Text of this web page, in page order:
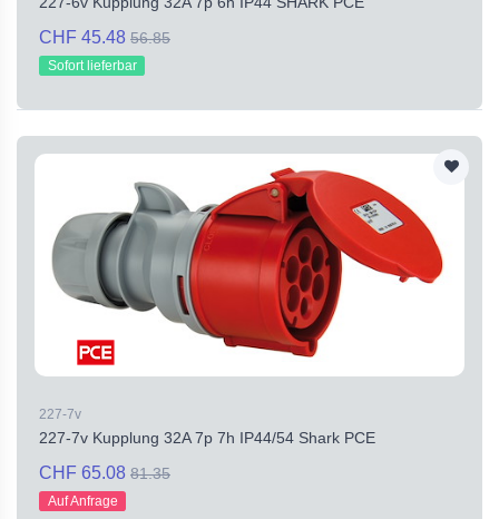
CHF 45.48 56.85
Sofort lieferbar
227-7v
227-7v Kupplung 32A 7p 7h IP44/54 Shark PCE
CHF 65.08 81.35
Auf Anfrage